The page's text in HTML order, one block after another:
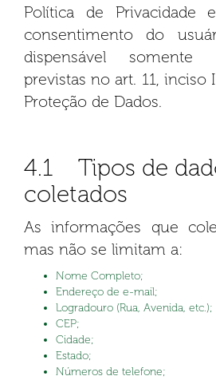
Política de Privacidade
consentimento do
dispensável somente
previstas no art. 11, inciso
Proteção de Dados.
4.1 Tipos de
coletados
As informações que
mas não se limitam a:
Nome Completo;
Endereço de e-mail;
Logradouro (Rua, Avenida, etc.);
CEP;
Cidade;
Estado;
Números de telefone;